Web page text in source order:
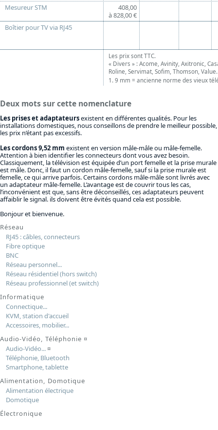
Mesureur STM
408,00
à 828,00 €
Boîtier pour TV via RJ45
Les prix sont TTC.
« Divers » : Acome, Avinity, Axitronic,
Roline, Servimat, Sofim, Thomson, Value.
1. 9 mm = ancienne norme des vieux
Deux mots sur cette nomenclature
Les prises et adaptateursexistent en différentes qualités. Pour les
installations domestiques, nous conseillons de prendre le meilleur possible,
les prix n’étant pas excessifs.
Les cordons 9,52 mm existent en version mâle-mâle ou mâle-femelle.
Attention à bien identifier les connecteurs dont vous avez besoin.
Classiquement, la télévision est équipée d’un port femelle et la prise murale
est mâle. Donc, il faut un cordon mâle-femelle, sauf si la prise murale est
femelle, ce qui arrive parfois. Certains cordons mâle-mâle sont livrés avec
un adaptateur mâle-femelle. L’avantage est de couvrir tous les cas,
l’inconvénient est que, sans être déconseillés, ces adaptateurs peuvent
affaiblir le signal. ils doivent être évités quand cela est possible.
Bonjour et bienvenue.
Réseau
RJ45 : câbles, connecteurs
Fibre optique
BNC
Réseau personnel...
Réseau résidentiel (hors switch)
Réseau professionnel (et switch)
Informatique
Connectique...
KVM, station d'accueil
Accessoires, mobilier...
Audio-Vidéo, Téléphonie ¤
Audio-Vidéo...¤
Téléphonie, Bluetooth
Smartphone, tablette
Alimentation, Domotique
Alimentation électrique
Domotique
Électronique